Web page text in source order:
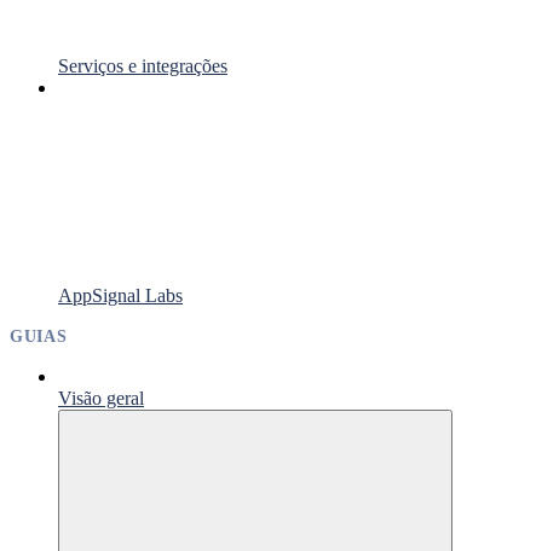
Serviços e integrações
AppSignal Labs
GUIAS
Visão geral